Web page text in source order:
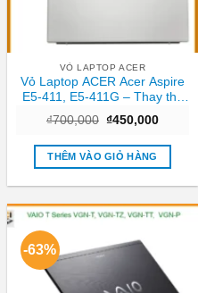
VỎ LAPTOP ACER
Vỏ Laptop ACER Acer Aspire
E5-411, E5-411G – Thay thế
₫700,000 Giá
là:
₫700,000.
₫450,000Giá
tại
THÊM VÀO GIỎ HÀNG
-63%